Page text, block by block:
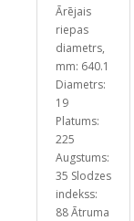
Ārējais
riepas
diametrs,
mm: 640.1
Diametrs:
19
Platums:
225
Augstums:
35 Slodzes
indekss:
88Ātruma